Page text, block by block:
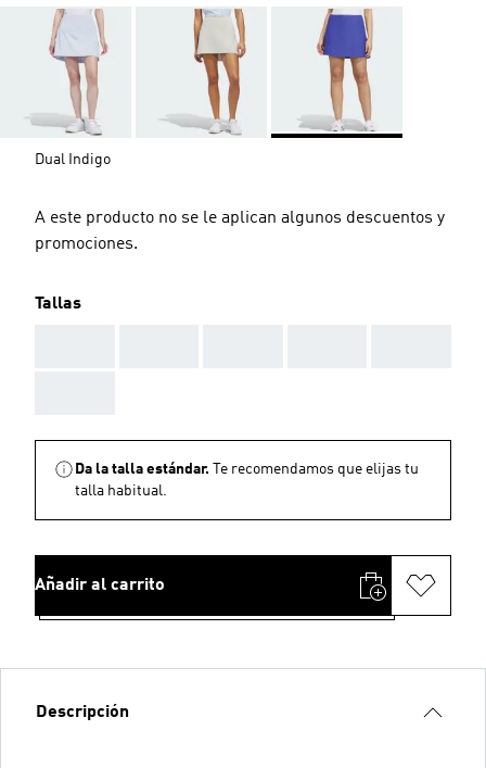
Dual Indigo
A este producto no se le aplican algunos descuentos y
promociones.
Tallas
Da la talla estándar.
Te recomendamos que elijas tu
talla habitual.
Añadir al carrito
Descripción